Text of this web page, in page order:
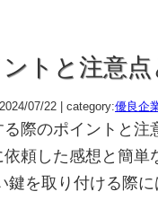
トと注意点
2024/07/22 | category:優良企
際のポイントと注
頼した感想と簡単
鍵を取り付ける際